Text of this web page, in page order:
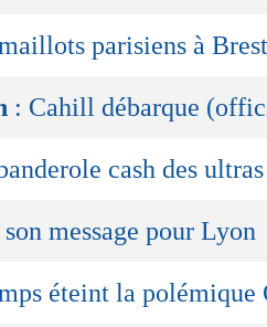
parisiens à Brest
: Cahill débarque
cash des
message pour Lyon
éteint la polémique